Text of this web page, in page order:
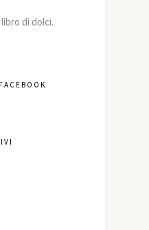
di dolci.